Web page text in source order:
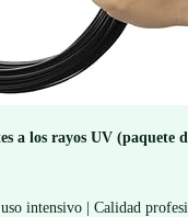
a los rayos UV
intensivo | Calidad